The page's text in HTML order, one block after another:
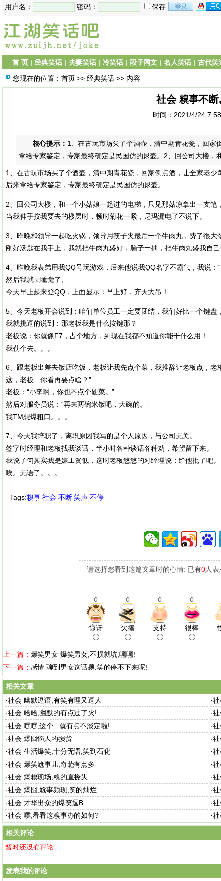
用户名： 密码： 保存
首 页 | 经典笑话 | 夫妻笑话 | 冷笑话 | 段子网文 | 名人笑话 | 古代笑
您现在的位置： 首页 >> 经典笑话 >> 内容
社会 糗事不
时间：2021/4/24
核心提示： 1、在古玩市场买了个酒壶，清中期青花瓷，回
拿给专家鉴定，专家最终确定是民国仿的尿壶。2、回公司大楼
1、在古玩市场买了个酒壶，清中期青花瓷，回家倒点酒，让全家老少
后来拿给专家鉴定，专家最终确定是民国仿的尿壶。
2、回公司大楼，和一个小姑娘一起进的电梯，只见那姑凉拿出一支
当我伸手按我要去的楼层时，顿时菊花一紧，尼玛漏电了不说下。
3、昨晚和领导一起吃火锅，领导用筷子夹最后一个牛肉丸，费了很大
刚好汤匙在我手上，我就把牛肉丸盛好，脑子一抽，把牛肉丸盛我自
4、昨晚我表弟用我QQ号玩游戏，后来他说我QQ名字不霸气，我说：
然后我就去睡觉了。
今天早上起来登QQ，上面显示：早上好，齐天大吊！
5、今天老板开会说到：咱们单位员工一定要团结，我们好比一个键
我就挑逗的说到：那老板我是什么按键那？
老板说：你就像F7，占个地方，到现在我都不知道你能干什么用！
我勒个去。。。
6、跟老板出差去饭店吃饭，老板让我先点个菜，我推辞让老板点，
这，老板，你看再要点啥？”
老板：“小李啊，你也不点个硬菜。”
然后对服务员说：“再来两碗米饭吧，大碗的。”
我TM想爆粗口。。。
7、今天我辞职了，离职原因我写的是个人原因，与公司无关。
签字时经理和老板找我谈话，半小时各种谈话各种劝，希望留下来。
我说了句其实我是嫌工资低，这时老板悠悠的对经理说：给他批了吧。
唉。无语了。。。
Tags:糗事 社会 不断 笑声 不停
请选择您看到这篇文章时的心情: 已有0人
0 0 0 0
惊讶 欠揍 支持 很棒
上一篇： 爆笑男女 爆笑男女,不损就坑,嘿嘿!
下一篇： 感情 聊到男女这话题,笑的停不下来呢!
相关文章
·社会 幽默逗语,有笑有理又逗人 ·社
·社会 哈哈,幽默的有点过了火! ·社
·社会 嘿嘿,这个...就有点不淡定啦! ·社
·社会 爆囧恼人的损货 ·社
·社会 生活爆笑,十分无语,笑到石化 ·社
·社会 爆笑尬事儿,奇葩有点多 ·社
·社会 爆糗现场,糗的直挠头 ·社
·社会 爆囧,尬事频现,笑的灿烂 ·社
·社会 才华出众的爆笑逗B ·社
·社会 噗,看看这糗事办的如何? ·社
相关评论
暂时还没有评论
发表我的评论